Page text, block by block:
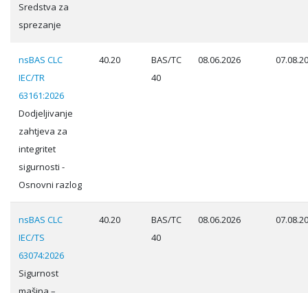
Sredstva za
sprezanje
nsBAS CLC
IEC/TR
63161:2026
Dodjeljivanje
zahtjeva za
integritet
sigurnosti -
Osnovni razlog
40.20
BAS/TC
40
08.06.2026
nsBAS CLC
IEC/TS
63074:2026
Sigurnost
40.20
BAS/TC
40
08.06.2026